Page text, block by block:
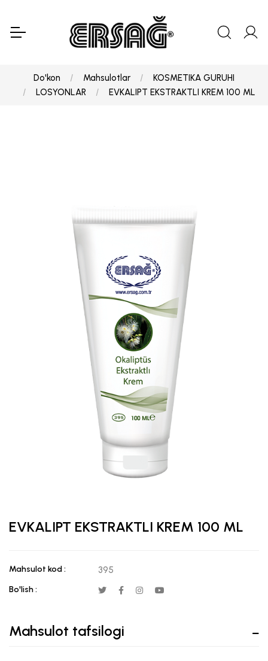
Do'kon Mahsulotlar
KOSMETIKA GURUHI
LOSYONLAR
EVKALIPT EKSTRAKTLI KREM 100 ML
EVKALIPT EKSTRAKTLI KREM 100 ML
Mahsulot kod : 395
Bo'lish :
Mahsulot tafsilogi